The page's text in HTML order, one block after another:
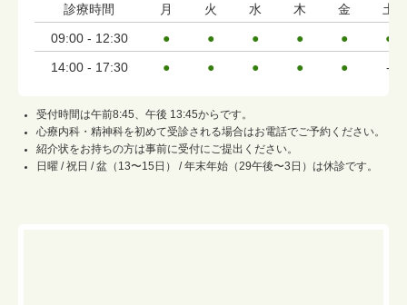
診療時間 月 火 水 木 金
土
09:00 - 12:30
● ● ● ● ●
●
14:00 - 17:30
● ● ● ● ● -
受付時間は午前8:45、午後 13:45からです。
心療内科・精神科を初めて受診される場合はお電話でご予約ください。
紹介状をお持ちの方は事前に受付にご提出ください。
日曜 / 祝日 / 盆（13〜15日） / 年末年始（29午後〜3日）は休診です。